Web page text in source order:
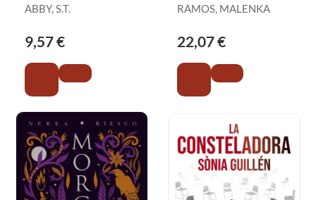
ABBY, S.T.
9,57 €
RAMOS, MALENKA
22,07 €